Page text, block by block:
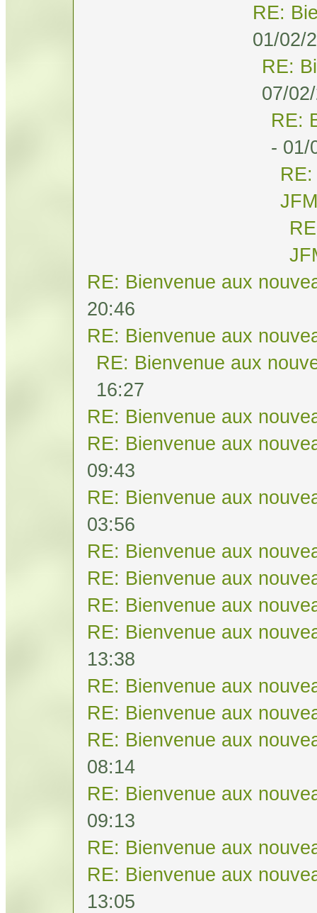
RE:
01/02/
RE:
07/
RE:
- 01/
JFM
RE: Bienvenue aux
20:46
RE: Bienvenue aux
RE: Bienvenue aux
16:27
RE: Bienvenue aux
RE: Bienvenue aux
09:43
RE: Bienvenue aux
03:56
RE: Bienvenue aux
RE: Bienvenue aux
RE: Bienvenue aux
RE: Bienvenue aux
13:38
RE: Bienvenue aux
RE: Bienvenue aux
RE: Bienvenue aux
08:14
RE: Bienvenue aux
09:13
RE: Bienvenue aux
RE: Bienvenue aux
13:05